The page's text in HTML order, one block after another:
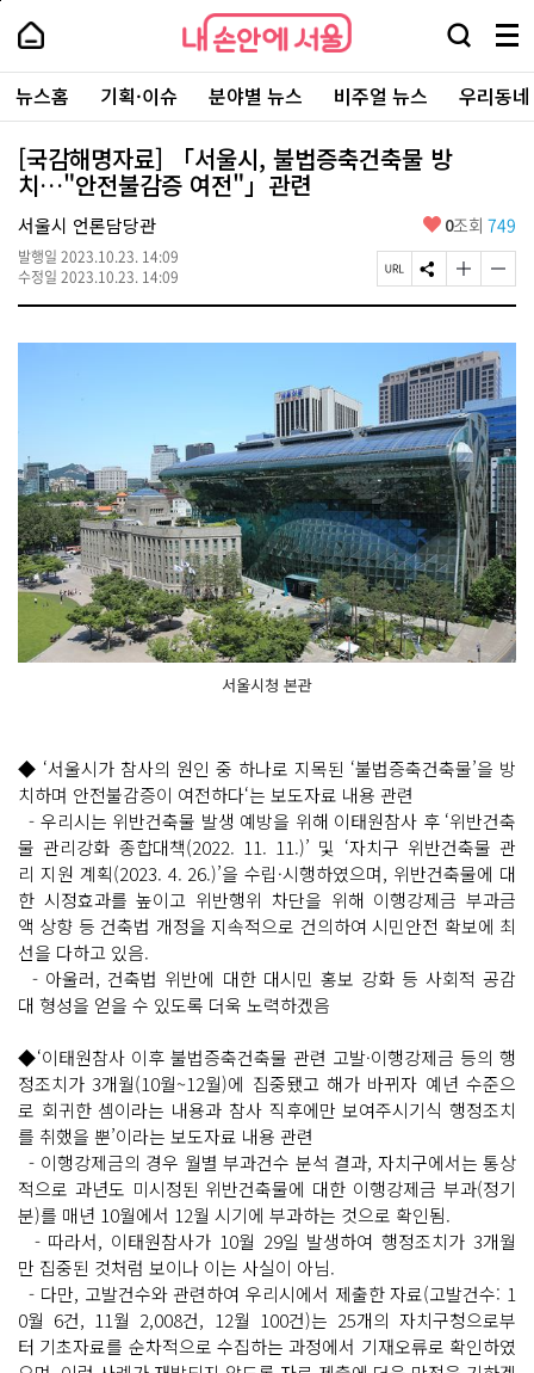
본
로
가
내
손
안
에
서
울
-
서
울
시
대
표
소
통
포
내
손
에
울
검
창
열
기
메
뉴
전
체
보
주
요
서
뉴스홈 기획·이슈 분야별 뉴스 비주얼 뉴스 우리동
[국감해명자료] 「서울시, 불법증축건축물 방
치…"안전불감증 여전"」관련
서울시 언론담당관
발행일 2023.10.23. 14:09
수정일 2023.10.23. 14:09
좋
요
0조회 749
페
이
U
L
복
사
S
N
공
유
하
기
글
자
기
크
게
변
경
하
기
글
자
기
작
게
변
경
하
기
서울시청 본관
◆ ‘서울시가 참사의 원인 중 하나로 지목된 ‘불법증축건축물’을 방
치하며 안전불감증이 여전하다‘는 보도자료 내용 관련
- 우리시는 위반건축물 발생 예방을 위해 이태원참사 후 ‘위반건축
물 관리강화 종합대책(2022. 11. 11.)’ 및 ‘자치구 위반건축물 관
리 지원 계획(2023. 4. 26.)’을 수립·시행하였으며, 위반건축물에 대
한 시정효과를 높이고 위반행위 차단을 위해 이행강제금 부과금
액 상향 등 건축법 개정을 지속적으로 건의하여 시민안전 확보에 최
선을 다하고 있음.
- 아울러, 건축법 위반에 대한 대시민 홍보 강화 등 사회적 공감
대 형성을 얻을 수 있도록 더욱 노력하겠음
◆‘이태원참사 이후 불법증축건축물 관련 고발·이행강제금 등의 행
정조치가 3개월(10월~12월)에 집중됐고 해가 바뀌자 예년 수준으
로 회귀한 셈이라는 내용과 참사 직후에만 보여주시기식 행정조치
를 취했을 뿐’이라는 보도자료 내용 관련
- 이행강제금의 경우 월별 부과건수 분석 결과, 자치구에서는 통상
적으로 과년도 미시정된 위반건축물에 대한 이행강제금 부과(정기
분)를 매년 10월에서 12월 시기에 부과하는 것으로 확인됨.
- 따라서, 이태원참사가 10월 29일 발생하여 행정조치가 3개월
만 집중된 것처럼 보이나 이는 사실이 아님.
- 다만, 고발건수와 관련하여 우리시에서 제출한 자료(고발건수: 1
0월 6건, 11월 2,008건, 12월 100건)는 25개의 자치구청으로부
터 기초자료를 순차적으로 수집하는 과정에서 기재오류로 확인하였
페
상
단
로